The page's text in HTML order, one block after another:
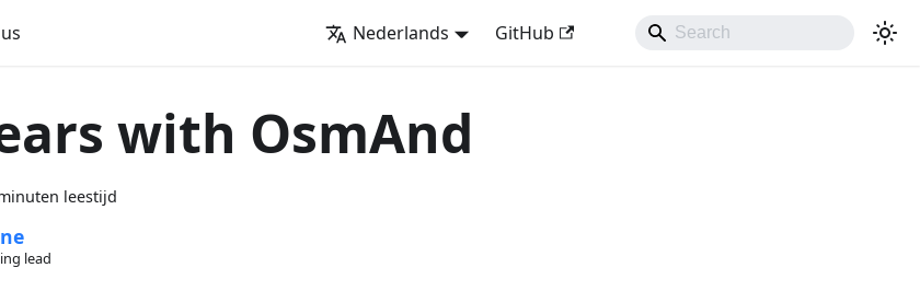
Nederlands GitHub
with OsmAnd
leestijd
lead